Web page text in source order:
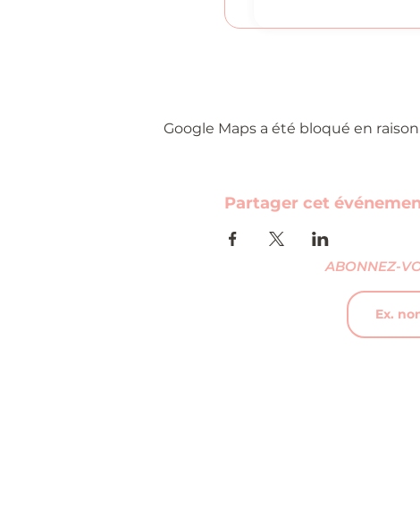
Google Maps a été bloqué en
Partager cet
ABONNEZ-